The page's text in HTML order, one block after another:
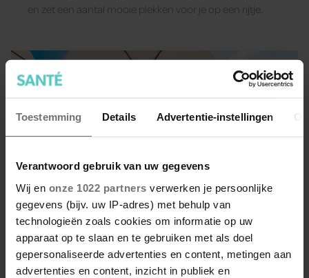
Toestemming Details Advertentie-instellingen
Verantwoord gebruik van uw gegevens
Wij en onze 1022 partners verwerken je persoonlijke
gegevens (bijv. uw IP-adres) met behulp van
technologieën zoals cookies om informatie op uw
apparaat op te slaan en te gebruiken met als doel
gepersonaliseerde advertenties en content, metingen aan
advertenties en content, inzicht in publiek en
en zet een aantal mooie plekken voor je op een rijtje.